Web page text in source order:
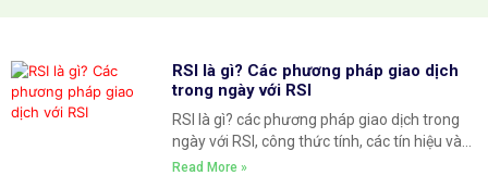
RSI là gì? Các phương pháp giao dịch
trong ngày với RSI
RSI là gì? các phương pháp giao dịch trong
ngày với RSI, công thức tính, các tín hiệu và
phương pháp giao dịch với RSI tạo ra lợi
Read More »